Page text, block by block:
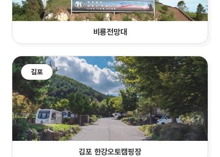
비룡전망대
김포
김포 한강오토캠핑장